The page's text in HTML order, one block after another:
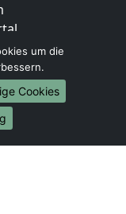
um die
Cookies